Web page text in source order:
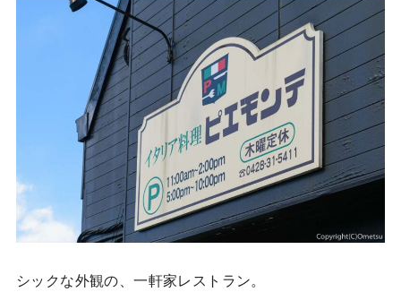
シックな外観の、一軒家レストラン。